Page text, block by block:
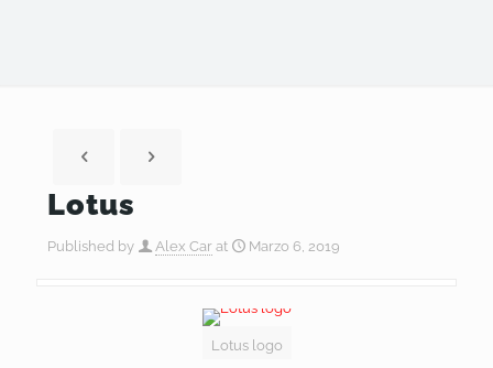
Lotus
Published by Alex Car at Marzo 6, 2019
Lotus logo